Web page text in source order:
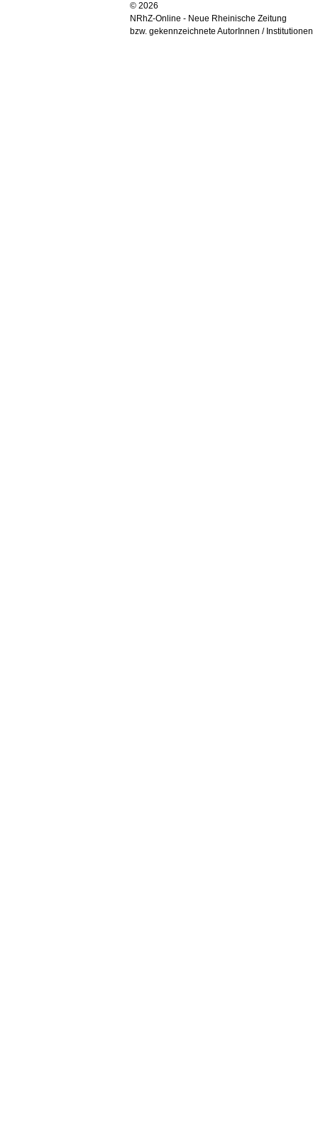
© 2026
NRhZ-Online - Neue Rheinische Zeitung
bzw. gekennzeichnete AutorInnen / Institutionen